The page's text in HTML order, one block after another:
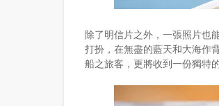
除了明信片之外，一張照片也
打扮，在無盡的藍天和大海作
船之旅客，更將收到一份獨特